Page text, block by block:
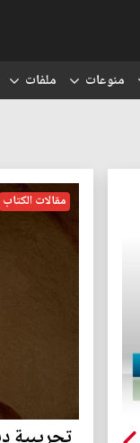
منوعات ملفات
مقالات الكتاب